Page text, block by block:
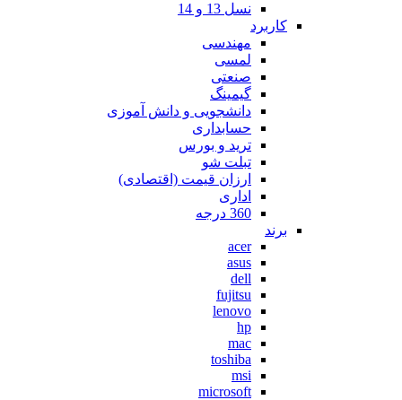
نسل 13 و 14
کاربرد
مهندسی
لمسی
صنعتی
گیمینگ
دانشجویی و دانش آموزی
حسابداری
ترید و بورس
تبلت شو
ارزان قیمت (اقتصادی)
اداری
360 درجه
برند
acer
asus
dell
fujitsu
lenovo
hp
mac
toshiba
msi
microsoft